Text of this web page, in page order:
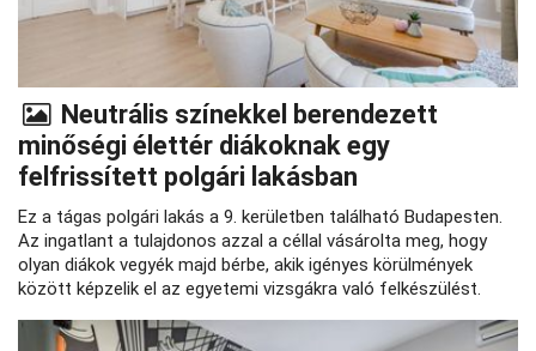
Neutrális színekkel berendezett
minőségi élettér diákoknak egy
felfrissített polgári lakásban
Ez a tágas polgári lakás a 9. kerületben található Budapesten.
Az ingatlant a tulajdonos azzal a céllal vásárolta meg, hogy
olyan diákok vegyék majd bérbe, akik igényes körülmények
között képzelik el az egyetemi vizsgákra való felkészülést.